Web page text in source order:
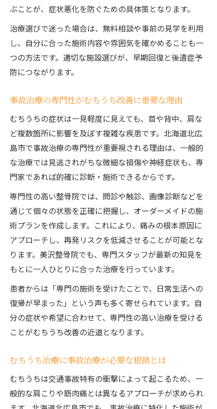
ぶことが、症状悪化を防ぐための具体策となります。
治療選びで迷った場合は、無料相談や事前の見学を利用
し、自分に合った施術内容や雰囲気を確かめることも一
つの方法です。適切な施設選びが、早期回復と後遺症予
防につながります。
事故治療の専門性がむちうち改善に重要な理由
むちうちの症状は一見軽度に見えても、首や背中、肩な
ど複数箇所に影響を及ぼす複雑な疾患です。北海道北広
島市で事故治療の専門性が重要視される理由は、一般的
な治療では見逃されがちな微細な損傷や神経症状も、専
門家であれば的確に診断・施術できるからです。
専門性の高い整骨院では、問診や触診、画像診断などを
通じて個々の状態を正確に把握し、オーダーメイドの施
術プランを作成します。これにより、痛みの根本原因に
アプローチし、再発リスクを低減させることが可能とな
ります。美沢整骨院でも、専門スタッフが最新の知見を
もとに一人ひとりに合った治療を行っています。
患者からは「専門の施術を受けたことで、日常生活への
復帰が早まった」という声も多く寄せられています。自
分の症状や希望に合わせて、専門性の高い治療を受ける
ことがむちうち改善の近道となります。
むちうち治療に事故治療が必要な根拠とは
むちうちは交通事故特有の衝撃によって起こるため、一
般的な肩こりや筋肉痛とは異なるアプローチが求められ